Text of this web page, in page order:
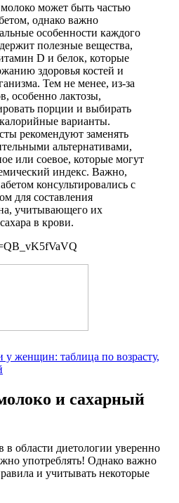
может быть частью
однако важно
особенности каждого
полезные вещества,
D и белок, которые
здоровья костей и
Тем не менее, из-за
особенно лактозы,
порции и выбирать
варианты.
рекомендуют заменять
альтернативами,
или соевое, которые могут
индекс. Важно,
консультировались с
для составления
учитывающего их
в крови.
у женщин: таблица по возрасту,
и сахарный
в области диетологии уверенно
употреблять! Однако важно
и учитывать некоторые